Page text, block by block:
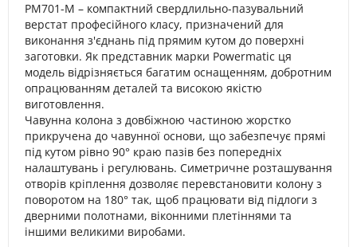
PM701-M – компактний свердлильно-пазувальний
верстат професійного класу, призначений для
виконання з'єднань під прямим кутом до поверхні
заготовки. Як представник марки Powermatic ця
модель відрізняється багатим оснащенням, добротним
опрацюванням деталей та високою якістю
виготовлення.
Чавунна колона з довбіжною частиною жорстко
прикручена до чавунної основи, що забезпечує прямі
під кутом рівно 90° краю пазів без попередніх
налаштувань і регулювань. Симетричне розташування
отворів кріплення дозволяє перевстановити колону з
поворотом на 180° так, щоб працювати від підлоги з
дверними полотнами, віконними плетіннями та
іншими великими виробами.